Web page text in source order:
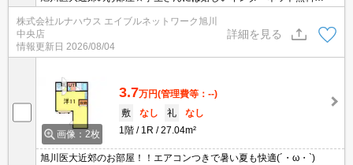
使い放題(*^▽^*)
株式会社ルナハウス エイブルネットワーク旭川
中央店
情報更新日 2026/08/04
詳細を見る
画像：2枚
3.7万円(管理費等：--)
敷
なし 礼
なし
1階
1R 27.04m²
旭川医大近郊のお部屋！！エアコンつきで暑い夏も快適(´・ω・`)